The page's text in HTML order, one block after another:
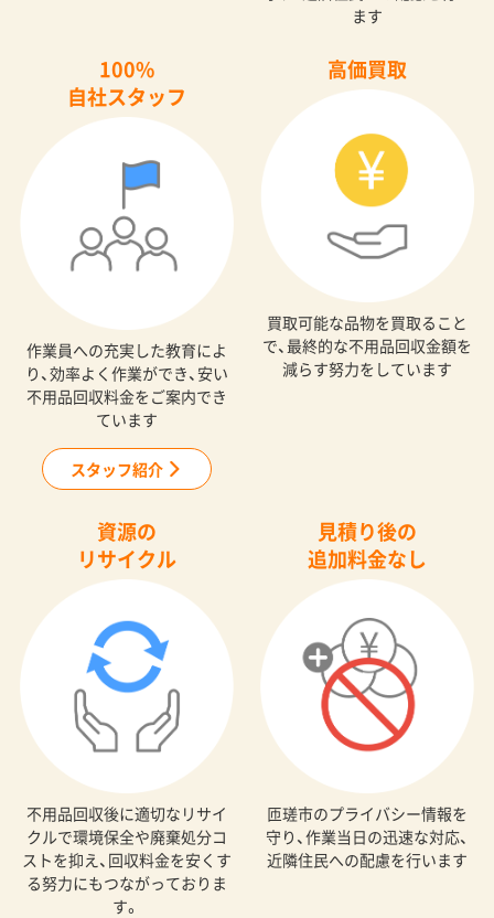
ます
100%
自社スタッフ
作業員への充実した教育によ
り、効率よく作業ができ、安い
不用品回収料金をご案内でき
ています
スタッフ紹介
高価買取
買取可能な品物を買取ること
で、最終的な不用品回収金額を
減らす努力をしています
資源の
リサイクル
不用品回収後に適切なリサイ
クルで環境保全や廃棄処分コ
ストを抑え、回収料金を安くす
る努力にもつながっておりま
す。
見積り後の
追加料金なし
匝瑳市のプライバシー情報を
守り、作業当日の迅速な対応、
近隣住民への配慮を行います